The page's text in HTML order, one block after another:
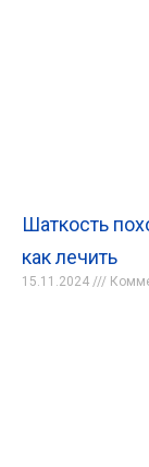
Шаткость
как лечить
15.11.2024